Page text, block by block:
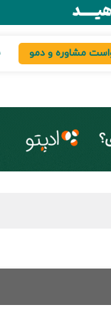
مشاوره و دمو